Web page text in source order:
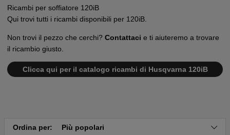
Ricambi per soffiatore 120iB
Qui trovi tutti i ricambi disponibili per 120iB.
Non trovi il pezzo che cerchi? Contattaci e ti aiuteremo a trovare
il ricambio giusto.
Clicca qui per il catalogo ricambi di Husqvarna 120iB
Ordina per: Più popolari